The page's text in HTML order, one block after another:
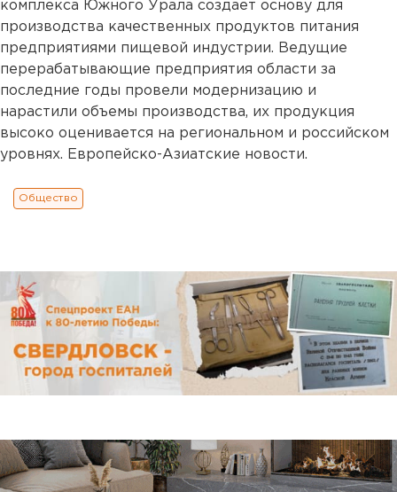
комплекса Южного Урала создает основу для
производства качественных продуктов питания
предприятиями пищевой индустрии. Ведущие
перерабатывающие предприятия области за
последние годы провели модернизацию и
нарастили объемы производства, их продукция
высоко оценивается на региональном и российском
уровнях. Европейско-Азиатские новости.
Общество